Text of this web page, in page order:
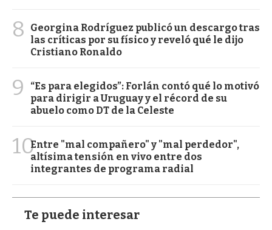
8
Georgina Rodríguez publicó un descargo tras
las críticas por su físico y reveló qué le dijo
Cristiano Ronaldo
9
“Es para elegidos”: Forlán contó qué lo motivó
para dirigir a Uruguay y el récord de su
abuelo como DT de la Celeste
10Entre "mal compañero" y "mal perdedor",
altísima tensión en vivo entre dos
integrantes de programa radial
Te puede interesar